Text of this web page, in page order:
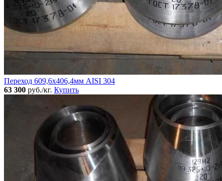
Переход 609,6х406,4мм AISI 304
63 300 руб./кг. Купить